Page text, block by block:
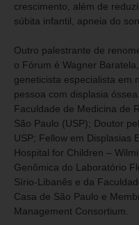
crescimento, além de
súbita infantil, apneia do
Outro palestrante de
o Fórum é Wagner
geneticista especialista em
pessoa com displasia
Faculdade de Medicina de
São Paulo (USP); Doutor
USP; Fellow em Displasias
Hospital for Children –
Genômica do Laboratório
Sírio-Libanês e da
Casa de São Paulo e
Management Consortium.